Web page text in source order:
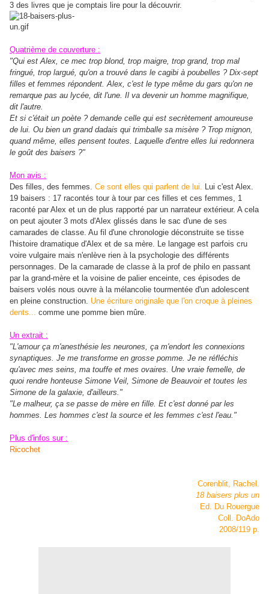
3 des livres que je comptais lire pour la découvrir.
Quatrième de couverture :
"Qui est Alex, ce mec trop blond, trop maigre, trop grand, trop mal
fringué, trop largué, qu'on a trouvé dans le cagibi à poubelles ? Dix-sept
filles et femmes répondent. Alex, c'est le type même du gars qu'on ne
remarque pas au lycée, dit l'une. Il va devenir un homme magnifique,
dit l'autre.
Et si c'était un poète ? demande celle qui est secrètement amoureuse
de lui. Ou bien un grand dadais qui trimballe sa misère ? Trop mignon,
quand même, elles pensent toutes. Laquelle d'entre elles lui redonnera
le goût des baisers ?"
Mon avis :
Des filles, des femmes. Ce sont elles qui parlent de lui. Lui c'est Alex.
19 baisers : 17 racontés tour à tour par ces filles et ces femmes, 1
raconté par Alex et un de plus rapporté par un narrateur extérieur. A cela
on peut ajouter 3 mots d'Alex glissés dans le sac d'une de ses
camarades de classe. Au fil d'une chronologie déconstruite se tisse
l'histoire dramatique d'Alex et de sa mère. Le langage est parfois cru
voire vulgaire mais n'enlève rien à la psychologie des différents
personnages. De la camarade de classe à la prof de philo en passant
par la grand-mère et la voisine de palier enceinte, ces épisodes de
baisers volés nous ouvre à la mélancolie tourmentée d'un adolescent
en pleine construction. Une écriture originale que l'on croque à pleines
dents... comme une pomme bien mûre.
Un extrait :
"L'amour ça m'anesthésie les neurones, ça m'endort les connexions
synaptiques. Je me transforme en grosse pomme. Je ne réfléchis
qu'avec mes seins, ma touffe et mes ovaires. Une vraie femelle, de
quoi rendre honteuse Simone Veil, Simone de Beauvoir et toutes les
Simone de la galaxie, d'ailleurs."
"Le malheur, ça se passe de mère en fille. Et c'est donné par les
hommes. Les hommes c'est la source et les femmes c'est l'eau."
Plus d'infos sur :
Ricochet
Corenblit, Rachel.
18 baisers plus un
Ed. Du Rouergue
Coll. DoAdo
2008/119 p.